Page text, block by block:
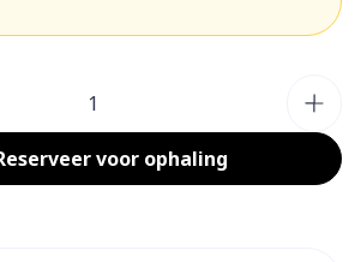
voor ophaling